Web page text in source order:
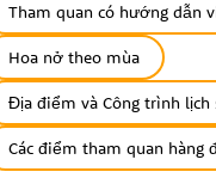
Tham quan có hướng dẫn
Hoa nở theo mùa
Địa điểm và Công trình lịch
Các điểm tham quan hàng